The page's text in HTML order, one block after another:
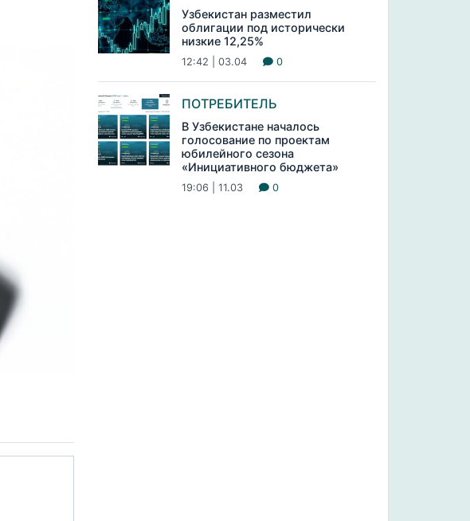
Узбекистан разместил
облигации под исторически
низкие 12,25%
12:42 | 03.04 0
ПОТРЕБИТЕЛЬ
В Узбекистане началось
голосование по проектам
юбилейного сезона
«Инициативного бюджета»
19:06 | 11.03 0